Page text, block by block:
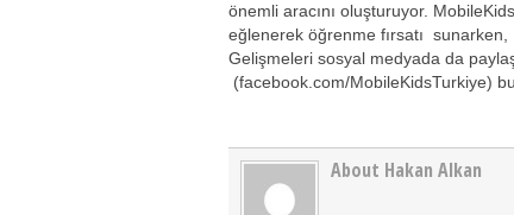
önemli aracını oluşturuyor.
eğlenerek öğrenme fırsatı
Gelişmeleri sosyal medyada da
(facebook.com/MobileKidsTurkiye)
About Hakan Alkan